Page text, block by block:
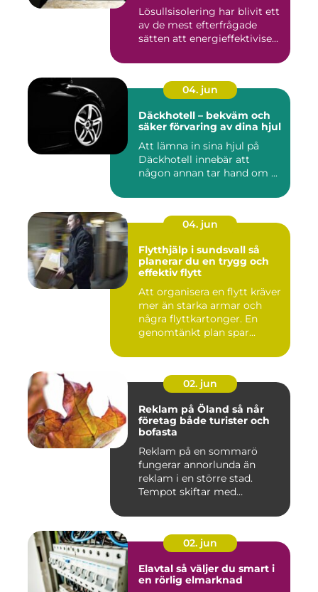
Lösullsisolering har blivit ett
av de mest efterfrågade
sätten att energieffektivise...
04. jun
Däckhotell – bekväm och
säker förvaring av dina hjul
Att lämna in sina hjul på
Däckhotell innebär att
någon annan tar hand om ...
04. jun
Flytthjälp i sundsvall så
planerar du en trygg och
effektiv flytt
Att organisera en flytt kräver
mer än starka armar och
några flyttkartonger. En
genomtänkt plan spar...
02. jun
Reklam på Öland så når
företag både turister och
bofasta
Reklam på en sommarö
fungerar annorlunda än
reklam i en större stad.
Tempot skiftar med
02. jun
Elavtal så väljer du smart i
en rörlig elmarknad